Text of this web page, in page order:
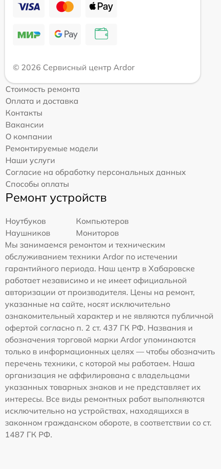
© 2026 Сервисный центр Ardor
Стоимость ремонта
Оплата и доставка
Контакты
Вакансии
О компании
Ремонтируемые модели
Наши услуги
Согласие на обработку персональных данных
Способы оплаты
Ремонт устройств
Ноутбуков
Компьютеров
Наушников
Мониторов
Мы занимаемся ремонтом и техническим
обслуживанием техники Ardor по истечении
гарантийного периода. Наш центр в Хабаровске
работает независимо и не имеет официальной
авторизации от производителя. Цены на ремонт,
указанные на сайте, носят исключительно
ознакомительный характер и не являются публичной
офертой согласно п. 2 ст. 437 ГК РФ. Названия и
обозначения торговой марки Ardor упоминаются
только в информационных целях — чтобы обозначить
перечень техники, с которой мы работаем. Наша
организация не аффилирована с владельцами
указанных товарных знаков и не представляет их
интересы. Все виды ремонтных работ выполняются
исключительно на устройствах, находящихся в
законном гражданском обороте, в соответствии со ст.
1487 ГК РФ.